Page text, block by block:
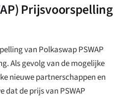
Prijsvoorspelling
van Polkaswap PSWAP
Als gevolg van de mogelijke
nieuwe partnerschappen en
de prijs van PSWAP